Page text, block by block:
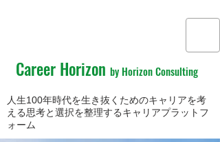
Career Horizon by Horizon Consulting
人生100年時代を生き抜くためのキャリアを考
える思考と選択を整理するキャリアプラットフ
ォーム